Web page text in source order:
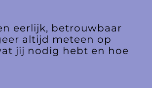
eerlijk, betrouwbaar
altijd meteen op
jij nodig hebt en hoe